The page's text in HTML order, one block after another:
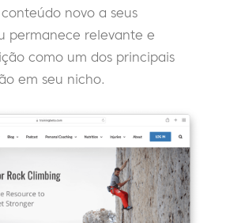
novo a seus
permanece relevante e
como um dos principais
em seu nicho.